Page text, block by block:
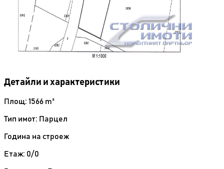
Детайли и характеристики
Площ: 1566 m²
Тип имот: Парцел
Година на строеж
Етаж: 0/0